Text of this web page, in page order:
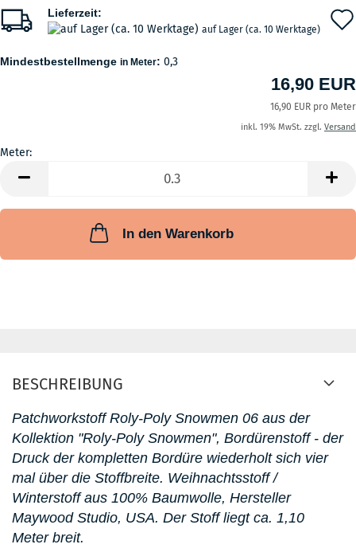
Lieferzeit:
auf Lager (ca. 10 Werktage)
Mindestbestellmenge in Meter: 0,3
16,90 EUR
16,90 EUR pro Meter
inkl. 19% MwSt. zzgl. Versand
Meter:
In den Warenkorb
BESCHREIBUNG
Patchworkstoff Roly-Poly Snowmen 06 aus der
Kollektion "Roly-Poly Snowmen", Bordürenstoff - der
Druck der kompletten Bordüre wiederholt sich vier
mal über die Stoffbreite. Weihnachtsstoff /
Winterstoff aus 100% Baumwolle, Hersteller
Maywood Studio, USA. Der Stoff liegt ca. 1,10
Meter breit.